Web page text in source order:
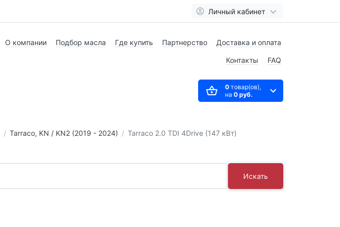
Личный кабинет
О компании Подбор масла Где купить Партнерство Доставка и оплата
Контакты FAQ
0товар(ов),
на 0 руб.
Tarraco, KN / KN2 (2019 - 2024) Tarraco 2.0 TDI 4Drive (147 кВт)
Искать